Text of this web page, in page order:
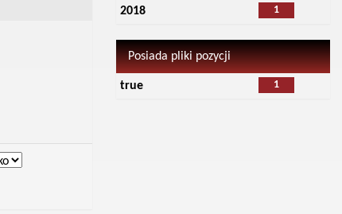
1
2018
Posiada pliki pozycji
1
true